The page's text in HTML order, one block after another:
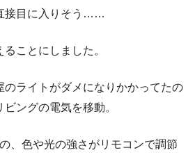
接目に入りそう……
ことにしました。
のライトがダメになりかかってたの
ングの電気を移動。
、色や光の強さがリモコンで調節